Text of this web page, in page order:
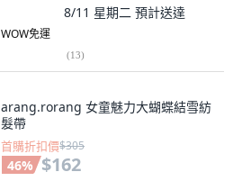
8/11 星期二 預計送達
WOW免運
(13)
arang.rorang 女童魅力大蝴蝶結雪紡
髮帶
首購折扣價$305
46% $162